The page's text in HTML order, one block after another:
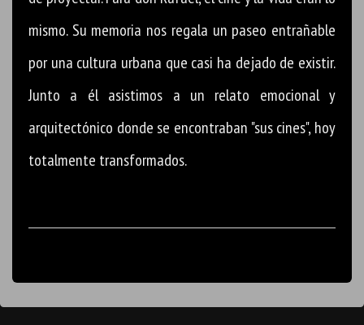
mismo. Su memoria nos regala un paseo entrañable
por una cultura urbana que casi ha dejado de existir.
Junto a él asistimos a un relato emocional y
arquitectónico donde se encontraban "sus cines", hoy
totalmente transformados.